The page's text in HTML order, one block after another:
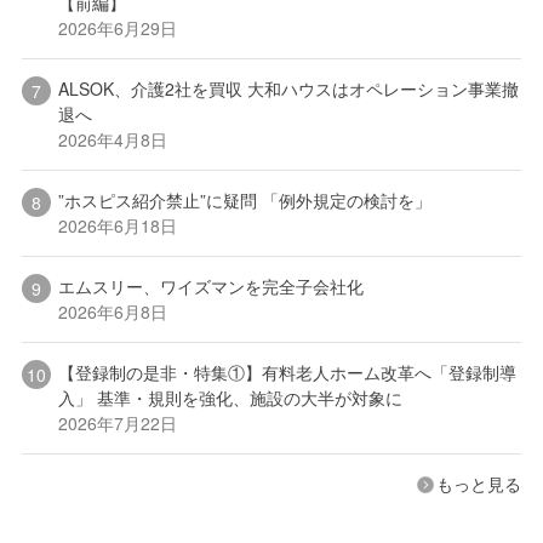
2026年6月29日
ALSOK、介護2社を買収 大和ハウスはオペレーション事業撤
退へ
2026年4月8日
”ホスピス紹介禁止”に疑問 「例外規定の検討を」
2026年6月18日
エムスリー、ワイズマンを完全子会社化
2026年6月8日
【登録制の是非・特集①】有料老人ホーム改革へ「登録制導
入」 基準・規則を強化、施設の大半が対象に
2026年7月22日
もっと見る